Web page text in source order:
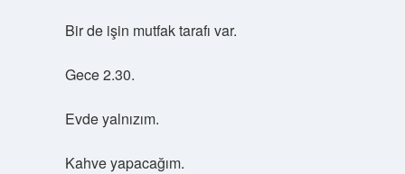
Bir de işin mutfak tarafı var.
Gece 2.30.
Evde yalnızım.
Kahve yapacağım.